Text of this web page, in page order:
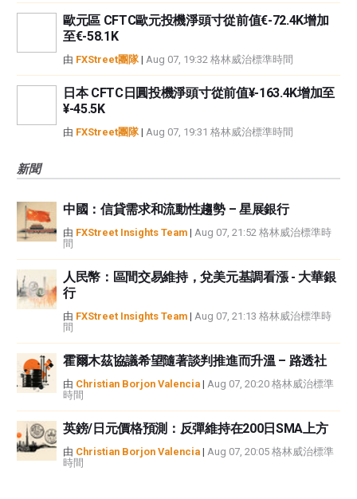
歐元區 CFTC歐元投機淨頭寸從前值€-72.4K增加
至€-58.1K
由 FXStreet團隊| Aug 07, 19:32 格林威治標準時間
日本 CFTC日圓投機淨頭寸從前值¥-163.4K增加至
¥-45.5K
由 FXStreet團隊| Aug 07, 19:31 格林威治標準時間
新聞
中國：信貸需求和流動性趨勢 – 星展銀行
由 FXStreet Insights Team | Aug 07, 21:52 格林威治標準時
間
人民幣：區間交易維持，兌美元基調看漲 - 大華銀
行
由 FXStreet Insights Team | Aug 07, 21:13 格林威治標準時
間
霍爾木茲協議希望隨著談判推進而升溫 – 路透社
由 Christian Borjon Valencia | Aug 07, 20:20 格林威治標準
時間
英鎊/日元價格預測：反彈維持在200日SMA上方
由 Christian Borjon Valencia | Aug 07, 20:05 格林威治標準
時間